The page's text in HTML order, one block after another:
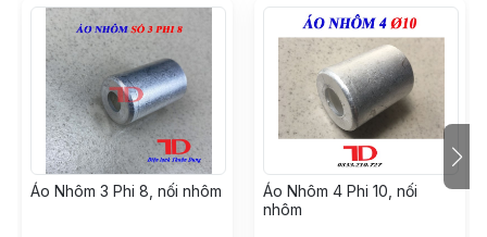
Áo Nhôm 3 Phi 8, nối nhôm
Áo Nhôm 4 Phi 10, nối
nhôm